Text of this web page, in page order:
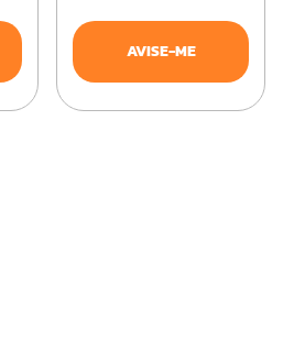
AVISE-ME